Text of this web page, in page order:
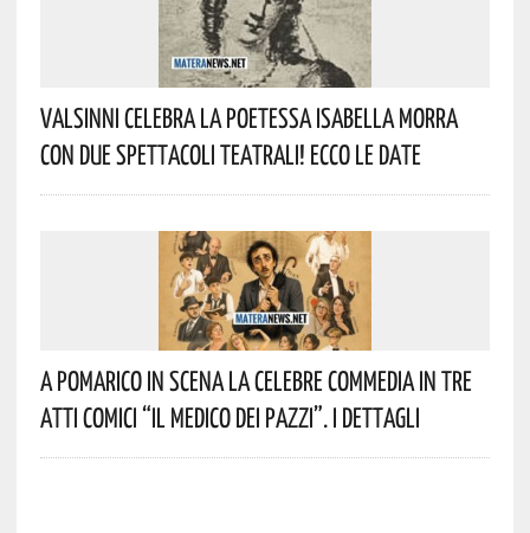
Valsinni Celebra La Poetessa Isabella Morra
Con Due Spettacoli Teatrali! Ecco Le Date
A Pomarico In Scena La Celebre Commedia In Tre
Atti Comici “Il Medico Dei Pazzi”. I Dettagli